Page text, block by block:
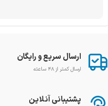
ارسال سریع و رایگان
ارسال کمتر از ۴۸ ساعته
پشتیبانی آنلاین